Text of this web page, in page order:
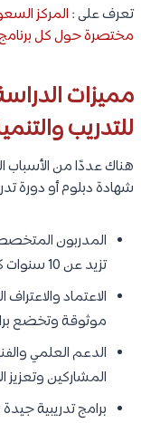
تعرف على : المركز
مختصرة حول كل
مميزات
للتدريب
هناك عددًا من الأسباب
شهادة دبلوم أو دورة
المدربون
تزيد عن 10 سنوات كلًا في مجال تخصصه.
الاعتماد
موثوقة وتخضع
الدعم العلمي
المشاركين وتعزيز
برامج تدريبية